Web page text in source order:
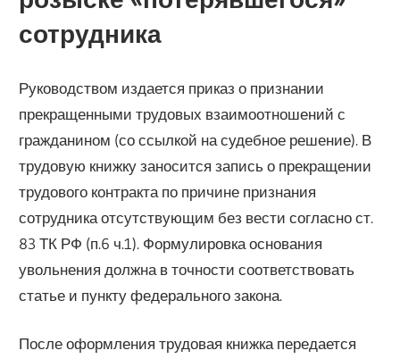
сотрудника
Руководством издается приказ о признании
прекращенными трудовых взаимоотношений с
гражданином (со ссылкой на судебное решение). В
трудовую книжку заносится запись о прекращении
трудового контракта по причине признания
сотрудника отсутствующим без вести согласно ст.
83 ТК РФ (п.6 ч.1). Формулировка основания
увольнения должна в точности соответствовать
статье и пункту федерального закона.
После оформления трудовая книжка передается